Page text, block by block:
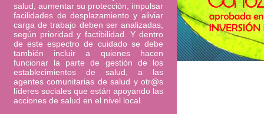
salud, aumentar su protección, impulsar
facilidades de desplazamiento y aliviar
carga de trabajo deben ser analizadas,
según prioridad y factibilidad. Y dentro
de este espectro de cuidado se debe
también incluir a quienes hacen
funcionar la parte de gestión de los
establecimientos de salud, a las
agentes comunitarias de salud y otr@s
líderes sociales que están apoyando las
acciones de salud en el nivel local.